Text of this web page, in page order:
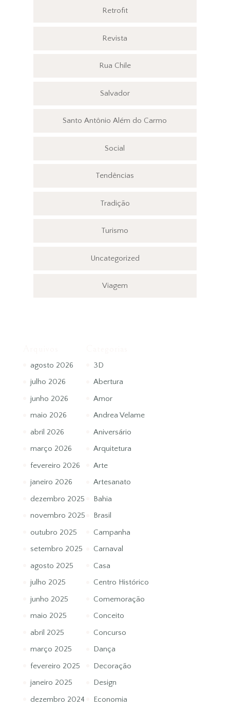
Retrofit
Revista
Rua Chile
Salvador
Santo Antônio Além do Carmo
Social
Tendências
Tradição
Turismo
Uncategorized
Viagem
agosto 2026
julho 2026
junho 2026
maio 2026
abril 2026
março 2026
fevereiro 2026
janeiro 2026
dezembro 2025
novembro 2025
outubro 2025
setembro 2025
agosto 2025
julho 2025
junho 2025
maio 2025
abril 2025
março 2025
fevereiro 2025
janeiro 2025
dezembro 2024
3D
Abertura
Amor
Andrea Velame
Aniversário
Arquitetura
Arte
Artesanato
Bahia
Brasil
Campanha
Carnaval
Casa
Centro Histórico
Comemoração
Conceito
Concurso
Dança
Decoração
Design
Economia